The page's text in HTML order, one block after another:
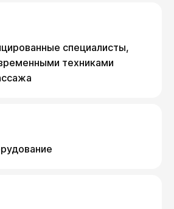
специалисты,
техниками